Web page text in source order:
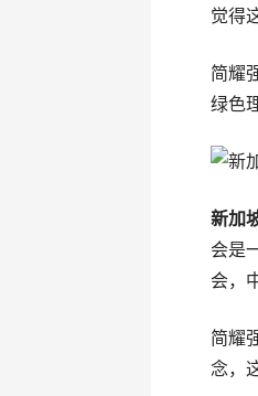
觉得
简耀
绿色
新加
会是
会，
简耀
念，